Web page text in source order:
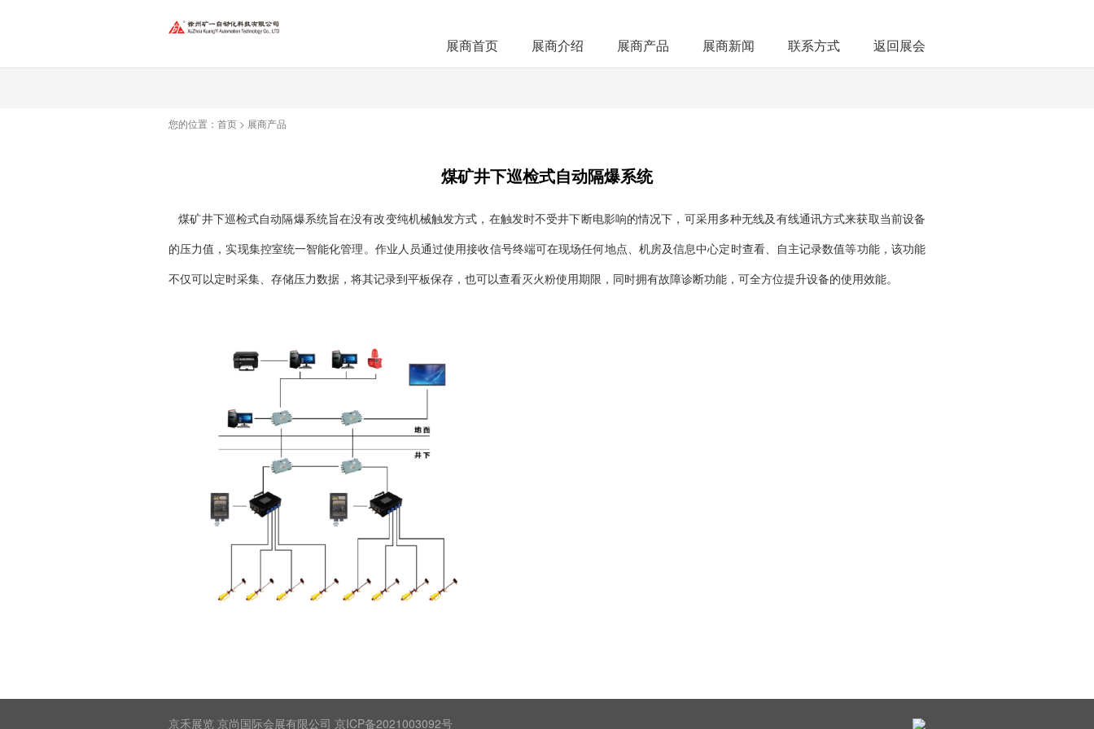
展商首页 展商介绍 展商产品 展商新闻 联系方式 返回展会
您的位置： 首页 > 展商产品
煤矿井下巡检式自动隔爆系统
煤矿井下巡检式自动隔爆系统旨在没有改变纯机械触发方式，在触发时不受井下断电影响的情况下，可采用多种无线及有线通讯方式来获取当前设备
的压力值，实现集控室统一智能化管理。作业人员通过使用接收信号终端可在现场任何地点、机房及信息中心定时查看、自主记录数值等功能，该功能
不仅可以定时采集、存储压力数据，将其记录到平板保存，也可以查看灭火粉使用期限，同时拥有故障诊断功能，可全方位提升设备的使用效能。
京禾展览 京尚国际会展有限公司 京ICP备2021003092号